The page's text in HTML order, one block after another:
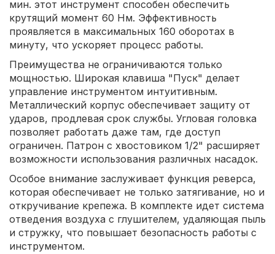
мин. этот инструмент способен обеспечить
крутящий момент 60 Нм. Эффективность
проявляется в максимальных 160 оборотах в
минуту, что ускоряет процесс работы.
Преимущества не ограничиваются только
мощностью. Широкая клавиша "Пуск" делает
управление инструментом интуитивным.
Металлический корпус обеспечивает защиту от
ударов, продлевая срок службы. Угловая головка
позволяет работать даже там, где доступ
ограничен. Патрон с хвостовиком 1/2" расширяет
возможности использования различных насадок.
Особое внимание заслуживает функция реверса,
которая обеспечивает не только затягивание, но и
откручивание крепежа. В комплекте идет система
отведения воздуха с глушителем, удаляющая пыль
и стружку, что повышает безопасность работы с
инструментом.